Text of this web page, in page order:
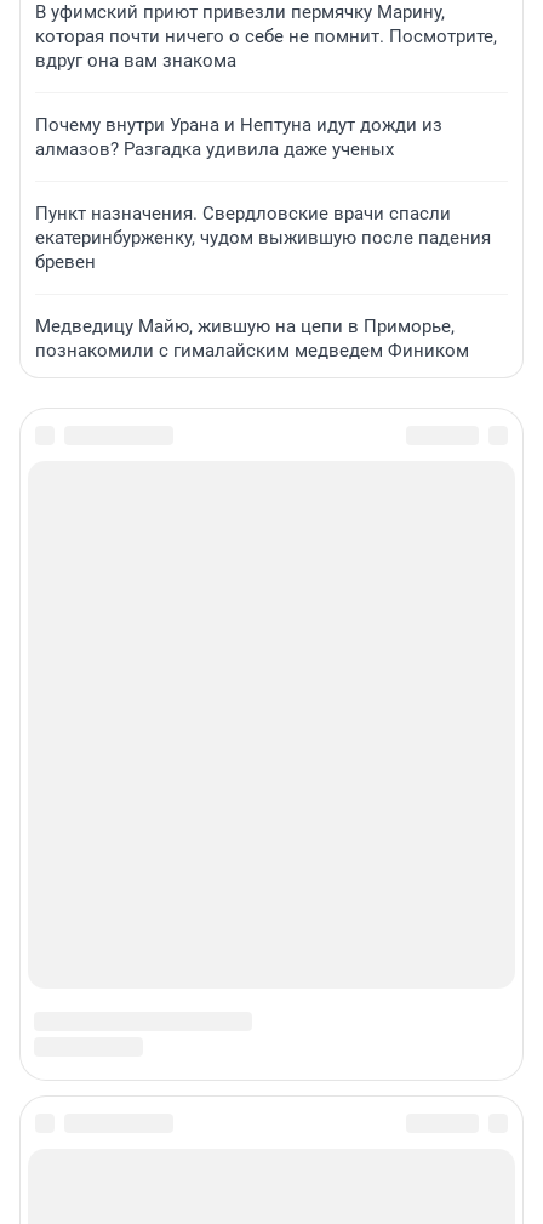
В уфимский приют привезли пермячку Марину,
которая почти ничего о себе не помнит. Посмотрите,
вдруг она вам знакома
Почему внутри Урана и Нептуна идут дожди из
алмазов? Разгадка удивила даже ученых
Пункт назначения. Свердловские врачи спасли
екатеринбурженку, чудом выжившую после падения
бревен
Медведицу Майю, жившую на цепи в Приморье,
познакомили с гималайским медведем Фиником